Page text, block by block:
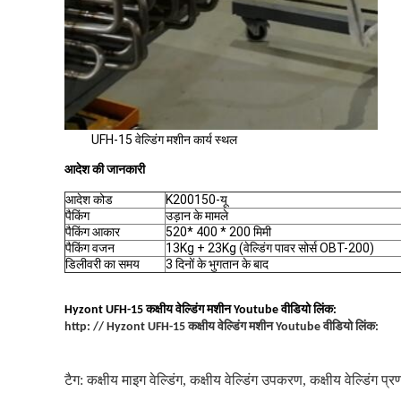
UFH-15 वेल्डिंग मशीन कार्य स्थल
आदेश की जानकारी
आदेश कोड
K200150-यू
पैकिंग
उड़ान के मामले
पैकिंग आकार
520* 400 * 200 मिमी
पैकिंग वजन
13Kg + 23Kg (वेल्डिंग पावर सोर्स OBT-200)
डिलीवरी का समय
3 दिनों के भुगतान के बाद
Hyzont UFH-15 कक्षीय वेल्डिंग मशीन Youtube वीडियो लिंक:
http: // Hyzont UFH-15 कक्षीय वेल्डिंग मशीन Youtube वीडियो लिंक:
टैग:कक्षीय माइग वेल्डिंग, कक्षीय वेल्डिंग उपकरण, कक्षीय वेल्डिंग